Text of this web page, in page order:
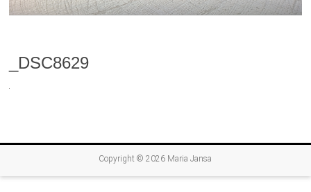
_DSC8629
Copyright © 2026 Maria Jansa